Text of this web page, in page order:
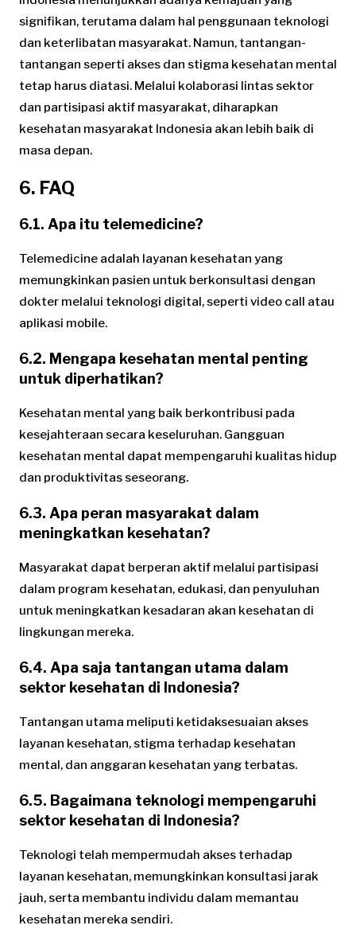
signifikan, terutama dalam hal penggunaan teknologi
dan keterlibatan masyarakat. Namun, tantangan-
tantangan seperti akses dan stigma kesehatan mental
tetap harus diatasi. Melalui kolaborasi lintas sektor
dan partisipasi aktif masyarakat, diharapkan
kesehatan masyarakat Indonesia akan lebih baik di
masa depan.
6. FAQ
6.1. Apa itu telemedicine?
Telemedicine adalah layanan kesehatan yang
memungkinkan pasien untuk berkonsultasi dengan
dokter melalui teknologi digital, seperti video call atau
aplikasi mobile.
6.2. Mengapa kesehatan mental penting
untuk diperhatikan?
Kesehatan mental yang baik berkontribusi pada
kesejahteraan secara keseluruhan. Gangguan
kesehatan mental dapat mempengaruhi kualitas hidup
dan produktivitas seseorang.
6.3. Apa peran masyarakat dalam
meningkatkan kesehatan?
Masyarakat dapat berperan aktif melalui partisipasi
dalam program kesehatan, edukasi, dan penyuluhan
untuk meningkatkan kesadaran akan kesehatan di
lingkungan mereka.
6.4. Apa saja tantangan utama dalam
sektor kesehatan di Indonesia?
Tantangan utama meliputi ketidaksesuaian akses
layanan kesehatan, stigma terhadap kesehatan
mental, dan anggaran kesehatan yang terbatas.
6.5. Bagaimana teknologi mempengaruhi
sektor kesehatan di Indonesia?
Teknologi telah mempermudah akses terhadap
layanan kesehatan, memungkinkan konsultasi jarak
jauh, serta membantu individu dalam memantau
kesehatan mereka sendiri.